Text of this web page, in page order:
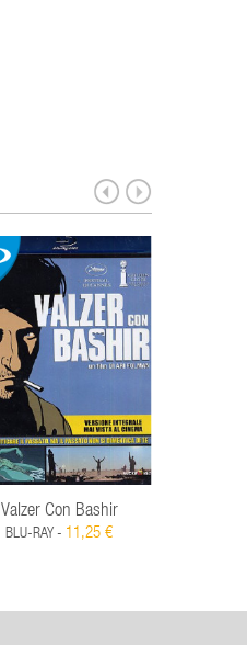
Valzer Con Bashir
BLU-RAY - 11,25 €